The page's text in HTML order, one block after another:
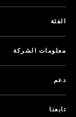
الفئة
معلومات الشركة
دعم
تابعنا